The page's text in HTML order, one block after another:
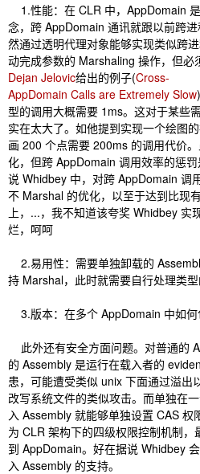
1.性能：在 CLR 中，AppDomain
念，跨 AppDomain 通讯就跟以前跨
然通过透明代理对象能够实现类似跨
动完成参数的 Marshaling 操作，但必
Dejan Jelovic给出的例子(Cross-
AppDomain Calls are Extremely Slow
型的调用大概需要 1ms。这对于某些
实在太大了。如他提到实现一个绘图
画 200 个点需要 200ms 的调用代价
化，但跨 AppDomain 调用效率的惩
说 Whidbey 中，对跨 AppDomain 调
不 Marshal 的优化，以至于达到比现
上，...，我不知道该夸奖 Whidbey 实
烂，呵呵
2.易用性：需要单独卸载的
持 Marshal，此时就需要自行处理类型
3.版本：在多个 AppDomain 中如何
此外还有安全方面问题。对普通的
的 Assembly 是运行在载入者的
患，可能遭受类似 unix 下面通过溢出
改写系统文件的类似攻击。而单独在
入 Assembly 就能够单独设置 CAS 权
为 CLR 架构下的四级权限控制机制，
到 AppDomain。好在据说 Whidbey
入 Assembly 的支持。